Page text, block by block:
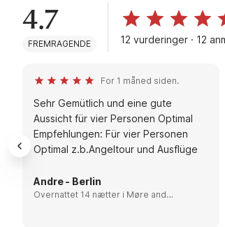
4.7
FREMRAGENDE 12 vurderinger · 12
For 1 måned siden.
Sehr Gemütlich und eine gute
Aussicht für vier Personen Optimal
Empfehlungen: Für vier Personen
Optimal z.b.Angeltour und Ausflüge
Andre - Berlin
Overnattet 14 nætter i Møre and